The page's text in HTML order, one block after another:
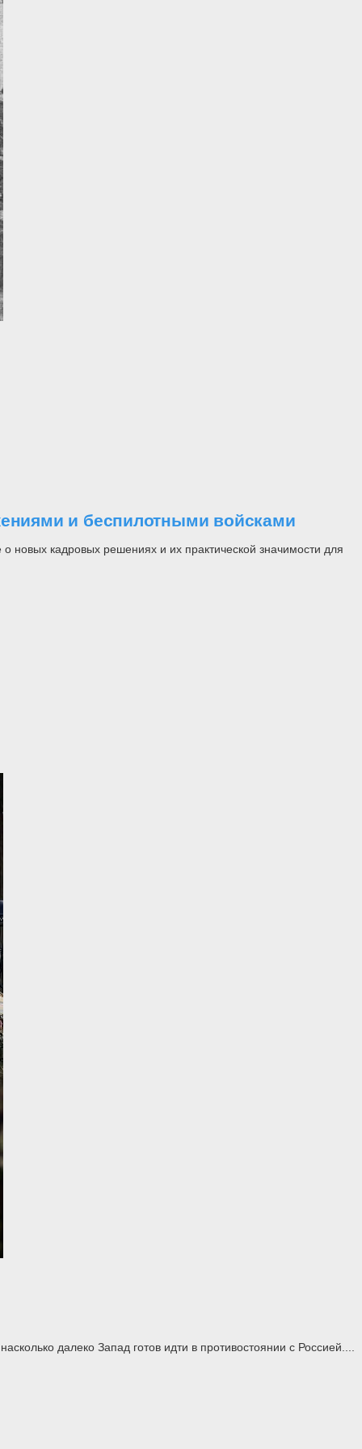
и беспилотными войсками
новых кадровых решениях и их практической значимости для
далеко Запад готов идти в противостоянии с Россией....